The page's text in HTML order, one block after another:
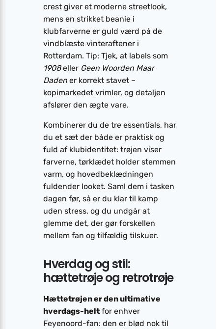
crest giver et moderne streetlook,
mens en strikket beanie i
klubfarverne er guld værd på de
vindblæste vinteraftener i
Rotterdam. Tip: Tjek, at labels som
1908eller Geen Woorden Maar
Daden er korrekt stavet –
kopimarkedet vrimler, og detaljen
afslører den ægte vare.
Kombinerer du de tre essentials, har
du et sæt der både er praktisk og
fuld af klubidentitet: trøjen viser
farverne, tørklædet holder stemmen
varm, og hovedbeklædningen
fuldender looket. Saml dem i tasken
dagen før, så er du klar til kamp
uden stress, og du undgår at
glemme det, der gør forskellen
mellem fan og tilfældig tilskuer.
Hverdag og stil:
hættetrøje og retrotrøje
Hættetrøjen er den ultimative
hverdags-helt for enhver
Feyenoord-fan: den er blød nok til